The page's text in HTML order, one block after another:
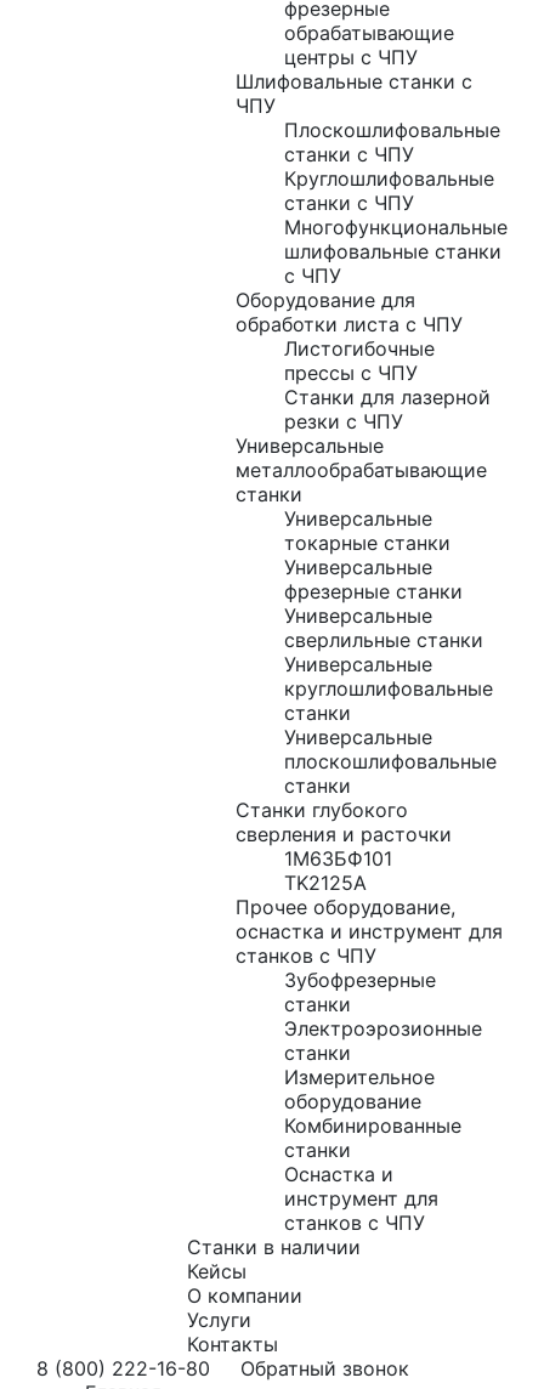
фрезерные
обрабатывающие
центры с ЧПУ
Шлифовальные станки с
ЧПУ
Плоскошлифовальные
станки с ЧПУ
Круглошлифовальные
станки с ЧПУ
Многофункциональные
шлифовальные станки
с ЧПУ
Оборудование для
обработки листа с ЧПУ
Листогибочные
прессы с ЧПУ
Станки для лазерной
резки с ЧПУ
Универсальные
металлообрабатывающие
станки
Универсальные
токарные станки
Универсальные
фрезерные станки
Универсальные
сверлильные станки
Универсальные
круглошлифовальные
станки
Универсальные
плоскошлифовальные
станки
Станки глубокого
сверления и расточки
1М63БФ101
TK2125A
Прочее оборудование,
оснастка и инструмент для
станков с ЧПУ
Зубофрезерные
станки
Электроэрозионные
станки
Измерительное
оборудование
Комбинированные
станки
Оснастка и
инструмент для
станков с ЧПУ
Станки в наличии
Кейсы
О компании
Услуги
Контакты
8 (800) 222-16-80
Обратный звонок